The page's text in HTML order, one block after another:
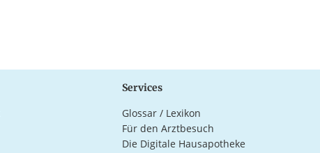
Services
Glossar / Lexikon
Für den Arztbesuch
Die Digitale Hausapotheke